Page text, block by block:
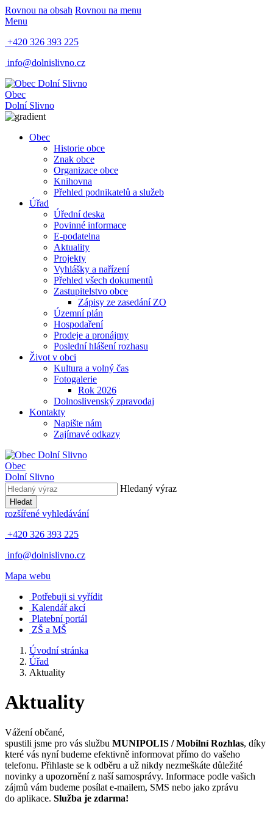
Rovnou na obsah Rovnou na menu
Menu
+420 326 393 225
info@dolnislivno.cz
Obec
Dolní Slivno
Obec
Historie obce
Znak obce
Organizace obce
Knihovna
Přehled podnikatelů a služeb
Úřad
Úřední deska
Povinné informace
E-podatelna
Aktuality
Projekty
Vyhlášky a nařízení
Přehled všech dokumentů
Zastupitelstvo obce
Zápisy ze zasedání ZO
Územní plán
Hospodaření
Prodeje a pronájmy
Poslední hlášení rozhasu
Život v obci
Kultura a volný čas
Fotogalerie
Rok 2026
Dolnoslivenský zpravodaj
Kontakty
Napište nám
Zajímavé odkazy
Obec
Dolní Slivno
Hledaný výraz
Hledat
rozšířené vyhledávání
+420 326 393 225
info@dolnislivno.cz
Mapa webu
Potřebuji si vyřídit
Kalendář akcí
Platební portál
ZŠ a MŠ
Úvodní stránka
Úřad
Aktuality
Aktuality
Vážení občané,
spustili jsme pro vás službu MUNIPOLIS / Mobilní Rozhlas, díky
které vás nyní budeme efektivně informovat přímo do vašeho
telefonu. Přihlaste se k odběru a už nikdy nezmeškáte důležité
novinky a upozornění z naší samosprávy. Informace podle vašich
zájmů vám budeme posílat e-mailem, SMS nebo jako zprávu
do aplikace. Služba je zdarma!